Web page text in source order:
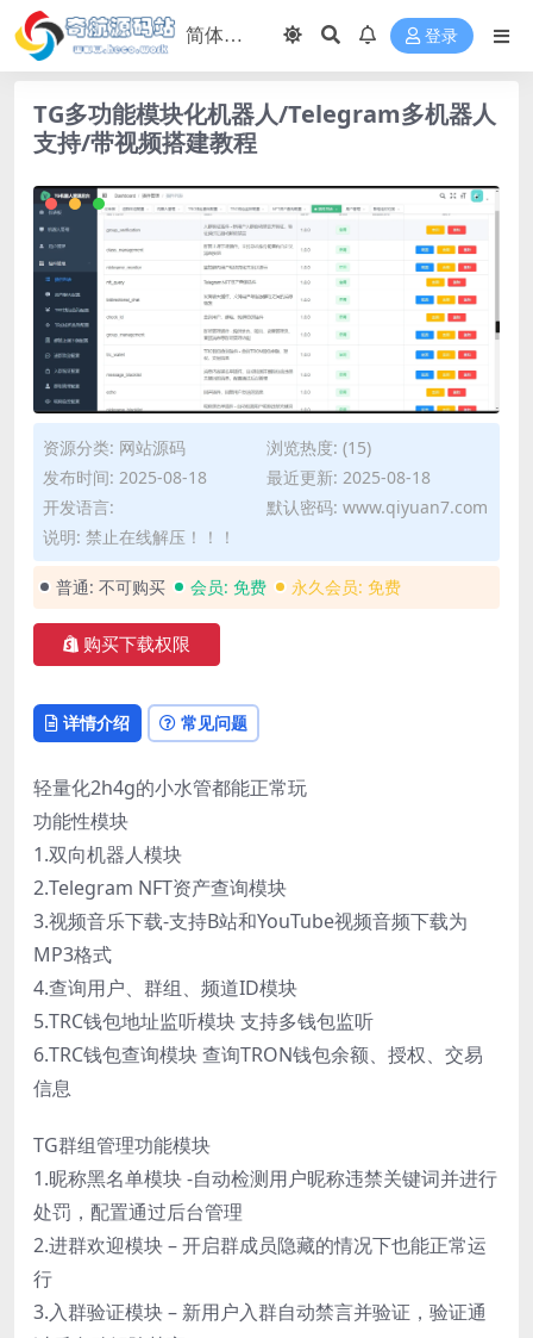
登录
TG多功能模块化机器人/Telegram多机器人
支持/带视频搭建教程
资源分类: 网站源码
浏览热度: (15)
发布时间: 2025-08-18
最近更新: 2025-08-18
开发语言:
默认密码: www.qiyuan7.com
说明: 禁止在线解压！！！
普通: 不可购买 会员: 免费 永久会员: 免费
购买下载权限
详情介绍 常见问题
轻量化2h4g的小水管都能正常玩
功能性模块
1.双向机器人模块
2.Telegram NFT资产查询模块
3.视频音乐下载-支持B站和YouTube视频音频下载为
MP3格式
4.查询用户、群组、频道ID模块
5.TRC钱包地址监听模块 支持多钱包监听
6.TRC钱包查询模块 查询TRON钱包余额、授权、交易
信息
TG群组管理功能模块
1.昵称黑名单模块 -自动检测用户昵称违禁关键词并进行
处罚，配置通过后台管理
2.进群欢迎模块 – 开启群成员隐藏的情况下也能正常运
行
3.入群验证模块 – 新用户入群自动禁言并验证，验证通